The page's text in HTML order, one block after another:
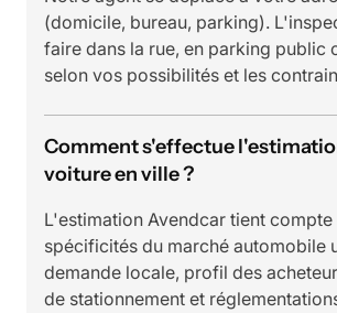
(domicile, bureau, parking).
faire dans la rue, en parking public
selon vos possibilités et les
Comment s'effectue
voiture en ville ?
L'estimation Avendcar tient compte
spécificités du marché automobile
demande locale, profil des
de stationnement et